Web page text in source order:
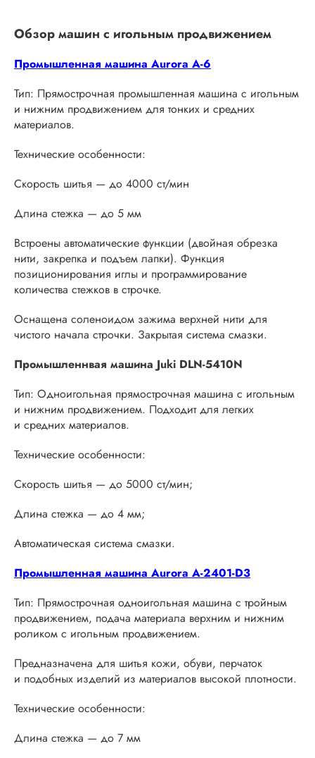
Обзор машин с игольным продвижением
Промышленная машина Aurora A-6
Тип: Прямострочная промышленная машина с игольным
и нижним продвижением для тонких и средних
материалов.
Технические особенности:
Скорость шитья — до 4000 ст/мин
Длина стежка — до 5 мм
Встроены автоматические функции (двойная обрезка
нити, закрепка и подъем лапки). Функция
позиционирования иглы и программирование
количества стежков в строчке.
Оснащена соленоидом зажима верхней нити для
чистого начала строчки. Закрытая система смазки.
Промышленнвая машина Juki DLN-5410N
Тип: Одноигольная прямострочная машина с игольным
и нижним продвижением. Подходит для легких
и средних материалов.
Технические особенности:
Скорость шитья — до 5000 ст/мин;
Длина стежка — до 4 мм;
Автоматическая система смазки.
Промышленная машина Aurora A-2401-D3
Тип: Прямострочная одноигольная машина с тройным
продвижением, подача материала верхним и нижним
роликом с игольным продвижением.
Предназначена для шитья кожи, обуви, перчаток
и подобных изделий из материалов высокой плотности.
Технические особенности:
Длина стежка — до 7 мм